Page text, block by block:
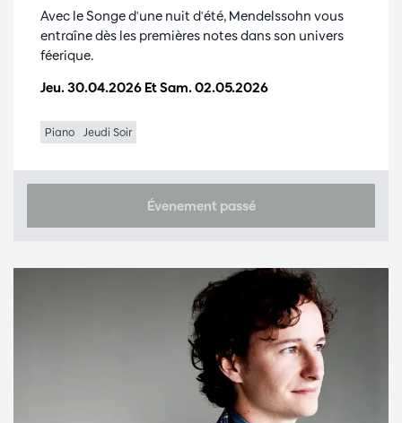
Jeu. 30.04.2026 EtSam. 02.05.2026
Avec le Songe d'une nuit d'été, Mendelssohn vous
entraîne dès les premières notes dans son univers
féerique.
Piano Jeudi Soir
Évenement passé